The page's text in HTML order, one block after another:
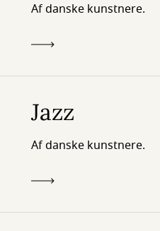
Af danske kunstnere.
Jazz
Af danske kunstnere.